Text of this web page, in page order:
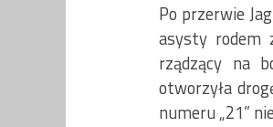
Po przerwie
asysty rodem
rządzący na
otworzyła
numeru „21”